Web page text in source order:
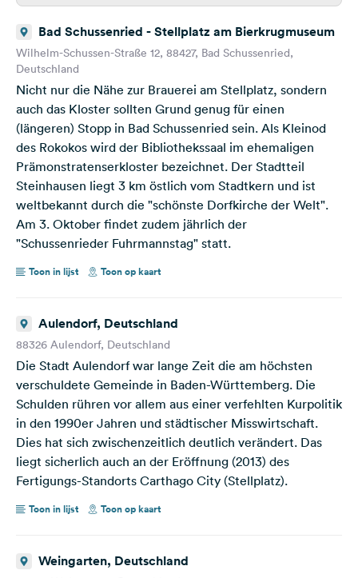
Bad Schussenried - Stellplatz am Bierkrugmuseum
Wilhelm-Schussen-Straße 12, 88427, Bad Schussenried,
Deutschland
Nicht nur die Nähe zur Brauerei am Stellplatz, sondern
auch das Kloster sollten Grund genug für einen
(längeren) Stopp in Bad Schussenried sein. Als Kleinod
des Rokokos wird der Bibliothekssaal im ehemaligen
Prämonstratenserkloster bezeichnet. Der Stadtteil
Steinhausen liegt 3 km östlich vom Stadtkern und ist
weltbekannt durch die "schönste Dorfkirche der Welt".
Am 3. Oktober findet zudem jährlich der
"Schussenrieder Fuhrmannstag" statt.
Toon in lijst Toon op kaart
Aulendorf, Deutschland
88326 Aulendorf, Deutschland
Die Stadt Aulendorf war lange Zeit die am höchsten
verschuldete Gemeinde in Baden-Württemberg. Die
Schulden rühren vor allem aus einer verfehlten Kurpolitik
in den 1990er Jahren und städtischer Misswirtschaft.
Dies hat sich zwischenzeitlich deutlich verändert. Das
liegt sicherlich auch an der Eröffnung (2013) des
Fertigungs-Standorts Carthago City (Stellplatz).
Toon in lijst Toon op kaart
Weingarten, Deutschland